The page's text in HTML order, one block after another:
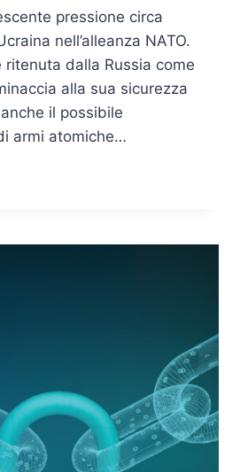
pressione circa
nell’alleanza NATO.
ritenuta dalla Russia come
alla sua sicurezza
il possibile
armi atomiche…